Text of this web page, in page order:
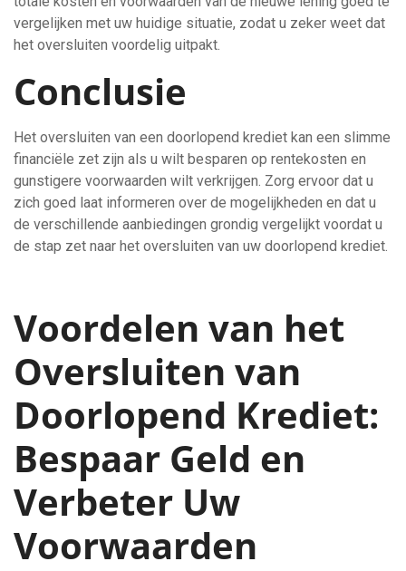
vergelijken met uw huidige situatie, zodat u zeker weet dat
het oversluiten voordelig uitpakt.
Conclusie
Het oversluiten van een doorlopend krediet kan een slimme
financiële zet zijn als u wilt besparen op rentekosten en
gunstigere voorwaarden wilt verkrijgen. Zorg ervoor dat u
zich goed laat informeren over de mogelijkheden en dat u
de verschillende aanbiedingen grondig vergelijkt voordat u
de stap zet naar het oversluiten van uw doorlopend krediet.
Voordelen van het
Oversluiten van
Doorlopend Krediet:
Bespaar Geld en
Verbeter Uw
Voorwaarden